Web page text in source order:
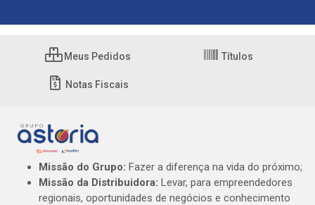
Meus Pedidos Títulos
Notas Fiscais
Missão do Grupo: Fazer a diferença na vida do próximo;
Missão da Distribuidora: Levar, para empreendedores
regionais, oportunidades de negócios e conhecimento